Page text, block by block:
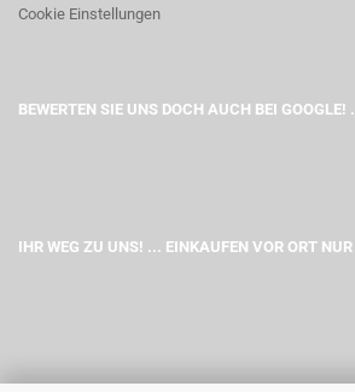
Cookie Einstellungen
BEWERTEN SIE UNS DOCH AUCH BEI
IHR WEG ZU UNS! ... EINKAUFEN VOR ORT